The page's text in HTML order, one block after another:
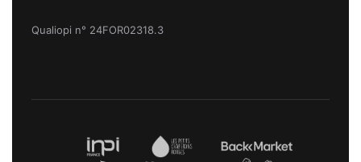
Qualiopi n° 24FOR02318.3